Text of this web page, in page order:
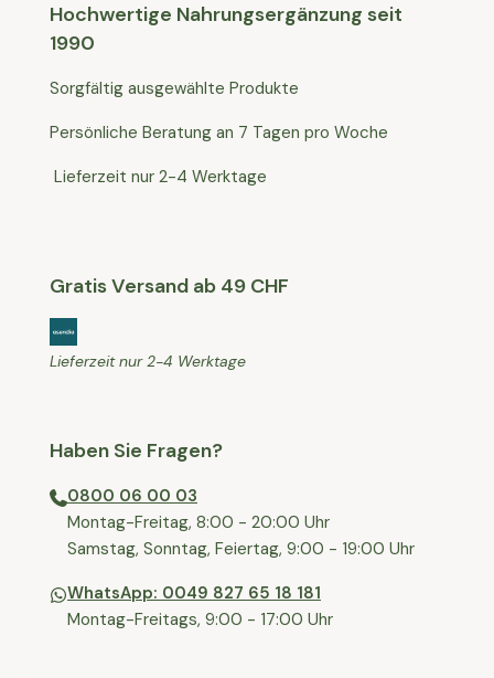
Hochwertige Nahrungsergänzung seit
1990
Sorgfältig ausgewählte Produkte
Persönliche Beratung an 7 Tagen pro Woche
Lieferzeit nur 2-4 Werktage
Gratis Versand ab 49 CHF
Lieferzeit nur 2-4 Werktage
Haben Sie Fragen?
0800 06 00 03
⁠Montag-Freitag, 8:00 - 20:00 Uhr
⁠Samstag, Sonntag, Feiertag, 9:00 - 19:00 Uhr
WhatsApp: 0049 827 65 18 181
Montag-Freitags, 9:00 - 17:00 Uhr